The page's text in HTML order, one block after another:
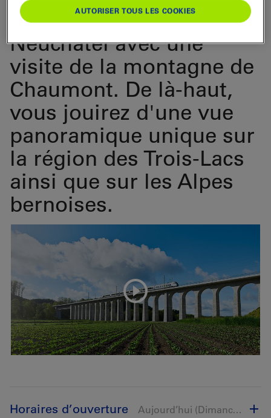
Combinez votre visite à
Neuchâtel avec une
visite de la montagne de
Chaumont. De là-haut,
vous jouirez d'une vue
panoramique unique sur
la région des Trois-Lacs
ainsi que sur les Alpes
bernoises.
Horaires d’ouverture​​​​ Aujourd’hui (Dimanche) ouvert
AUTORISER TOUS LES COOKIES